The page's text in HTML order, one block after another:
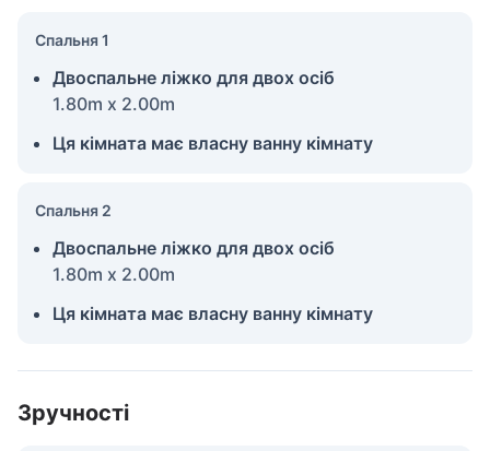
Спальня 1
Двоспальне ліжко для двох осіб
1.80m x 2.00m
Ця кімната має власну ванну кімнату
Спальня 2
Двоспальне ліжко для двох осіб
1.80m x 2.00m
Ця кімната має власну ванну кімнату
Зручності